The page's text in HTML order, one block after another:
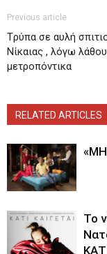
Previous article
Tρύπα σε αυλή
Νίκαιας , λόγω
μετροπόντικα
RELATED ARTICLES
«ΜΗ
Το